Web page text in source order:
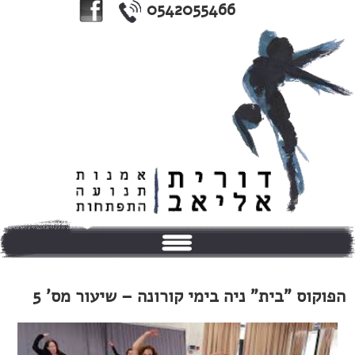
0542055466
אודותי
טיפולים
הפוקוס "בית" ניה בימי קורונה – שיעור מס' 5